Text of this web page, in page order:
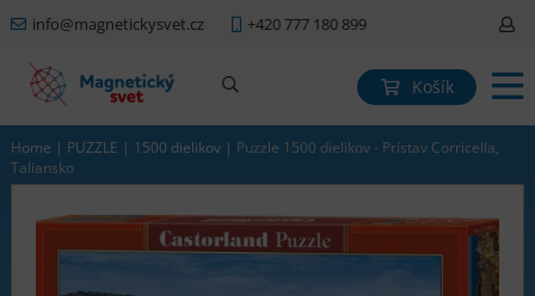
info@magnetickysvet.cz +420 777 180 899
Košík
Home | PUZZLE | 1500 dielikov | Puzzle 1500 dielikov - Prístav Corricella,
Taliansko